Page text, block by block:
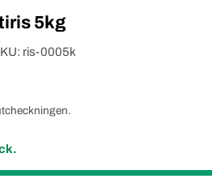
5kg
ris-0005k